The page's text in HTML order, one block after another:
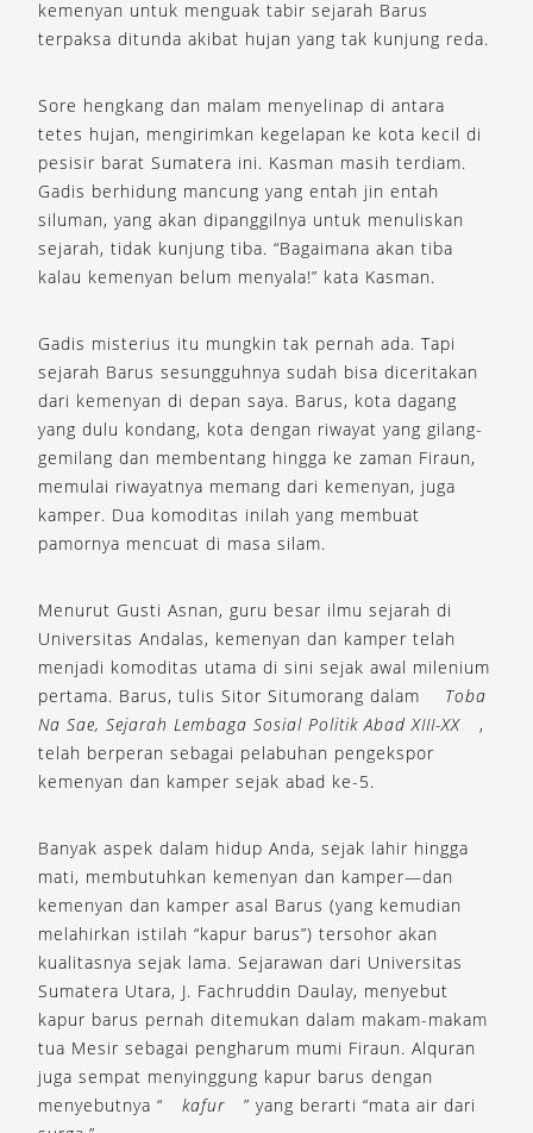
kemenyan untuk menguak tabir sejarah Barus
terpaksa ditunda akibat hujan yang tak kunjung reda.
Sore hengkang dan malam menyelinap di antara
tetes hujan, mengirimkan kegelapan ke kota kecil di
pesisir barat Sumatera ini. Kasman masih terdiam.
Gadis berhidung mancung yang entah jin entah
siluman, yang akan dipanggilnya untuk menuliskan
sejarah, tidak kunjung tiba. “Bagaimana akan tiba
kalau kemenyan belum menyala!” kata Kasman.
Gadis misterius itu mungkin tak pernah ada. Tapi
sejarah Barus sesungguhnya sudah bisa diceritakan
dari kemenyan di depan saya. Barus, kota dagang
yang dulu kondang, kota dengan riwayat yang gilang-
gemilang dan membentang hingga ke zaman Firaun,
memulai riwayatnya memang dari kemenyan, juga
kamper. Dua komoditas inilah yang membuat
pamornya mencuat di masa silam.
Menurut Gusti Asnan, guru besar ilmu sejarah di
Universitas Andalas, kemenyan dan kamper telah
menjadi komoditas utama di sini sejak awal milenium
pertama. Barus, tulis Sitor Situmorang dalam
Toba
Na Sae, Sejarah Lembaga Sosial Politik Abad XIII-XX
,
telah berperan sebagai pelabuhan pengekspor
kemenyan dan kamper sejak abad ke-5.
Banyak aspek dalam hidup Anda, sejak lahir hingga
mati, membutuhkan kemenyan dan kamper—dan
kemenyan dan kamper asal Barus (yang kemudian
melahirkan istilah “kapur barus”) tersohor akan
kualitasnya sejak lama. Sejarawan dari Universitas
Sumatera Utara, J. Fachruddin Daulay, menyebut
kapur barus pernah ditemukan dalam makam-makam
tua Mesir sebagai pengharum mumi Firaun. Alquran
juga sempat menyinggung kapur barus dengan
menyebutnya “
kafur
” yang berarti “mata air dari